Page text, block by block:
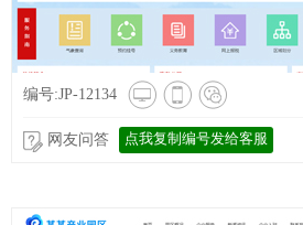
编号:JP-12134
网友问答 点我复制编号发给客服